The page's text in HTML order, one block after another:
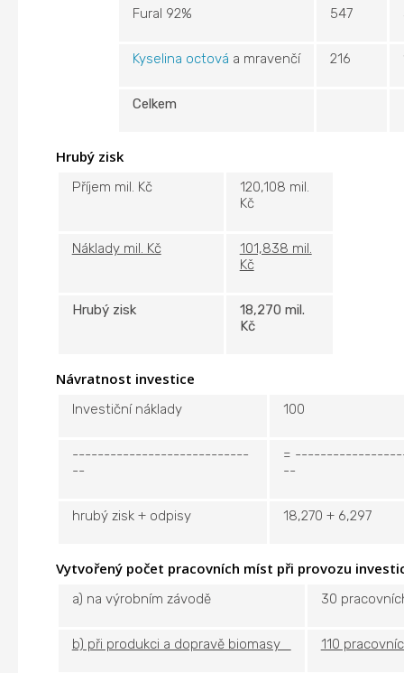
Fural 92% 547
Kyselina octová a mravenčí 216
Celkem
Hrubý zisk
Příjem mil. Kč
120,108 mil.
Kč
Náklady mil. Kč
101,838 mil.
Kč
Hrubý zisk
18,270 mil.
Kč
Návratnost investice
Investiční náklady 100
----------------------------
--
=
--
hrubý zisk + odpisy 18,270 + 6,297
Vytvořený počet pracovních míst při provozu
a) na výrobním závodě 30
b) při produkci a dopravě biomasy 110